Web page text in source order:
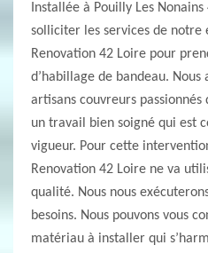
Installée à Pouilly Les
solliciter les services de
Renovation 42 Loire pour
d’habillage de bandeau. Nous
artisans couvreurs
un travail bien soigné qui est
vigueur. Pour cette
Renovation 42 Loire ne va
qualité. Nous nous
besoins. Nous pouvons vous
matériau à installer qui